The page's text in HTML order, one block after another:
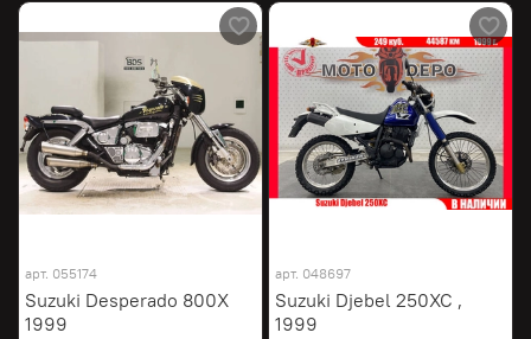
арт. 055174
Suzuki Desperado 800X
1999
арт. 048697
Suzuki Djebel 250XC ,
1999